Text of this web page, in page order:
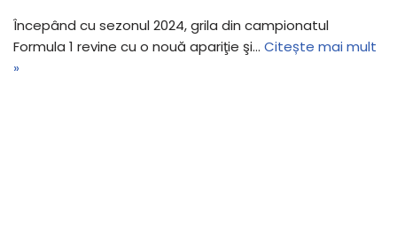
Începând cu sezonul 2024, grila din campionatul
Formula 1 revine cu o nouă apariţie şi… Citește mai mult
»